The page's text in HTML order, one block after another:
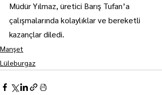
Müdür Yılmaz, üretici Barış Tufan’a
çalışmalarında kolaylıklar ve bereketli
kazançlar diledi.
Manşet
Lüleburgaz